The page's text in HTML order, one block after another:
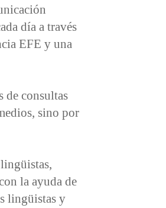
día a través
EFE y una
de consultas
sino por
la ayuda de
lingüistas y